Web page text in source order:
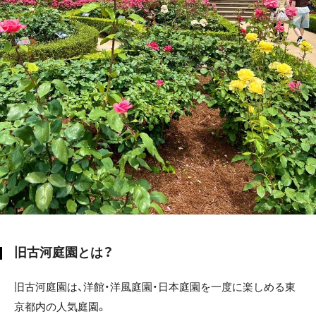
旧古河庭園とは？
旧古河庭園は、洋館・洋風庭園・日本庭園を一度に楽しめる東
京都内の人気庭園。